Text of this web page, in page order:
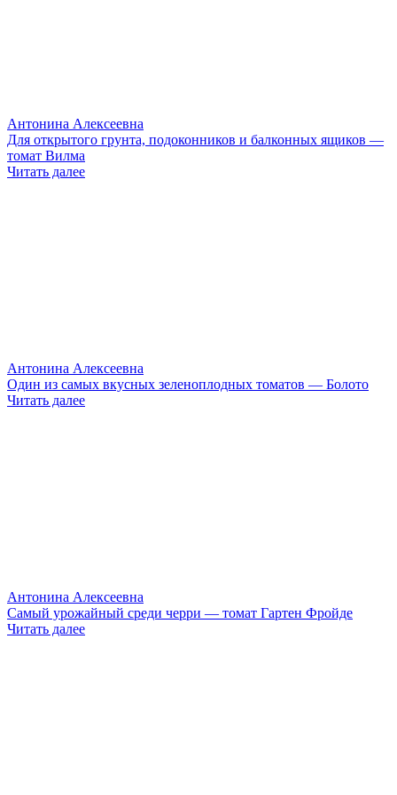
Антонина Алексеевна
Для открытого грунта, подоконников и балконных ящиков —
томат Вилма
Читать далее
Антонина Алексеевна
Один из самых вкусных зеленоплодных томатов — Болото
Читать далее
Антонина Алексеевна
Самый урожайный среди черри — томат Гартен Фройде
Читать далее